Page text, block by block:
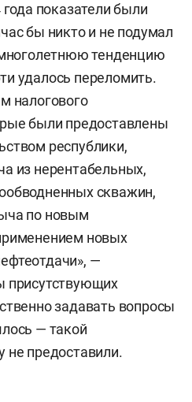
показатели были
бы никто и не подумал
тенденцию
удалось переломить.
налогового
были предоставлены
республики,
из нерентабельных,
скважин,
по новым
новых
—
присутствующих
задавать вопросы
— такой
не предоставили.